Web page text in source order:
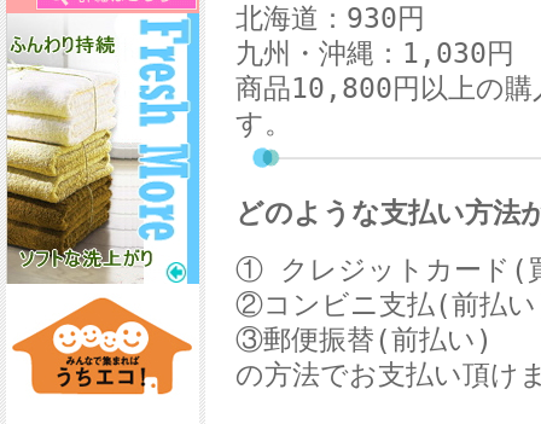
北海道：930円
九州・沖縄：1,030円
商品10,800円以上の
す。
どのような支払い方法
① クレジットカード(
②コンビニ支払(前払い
③郵便振替(前払い )
の方法でお支払い頂け